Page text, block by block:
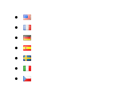
obsah